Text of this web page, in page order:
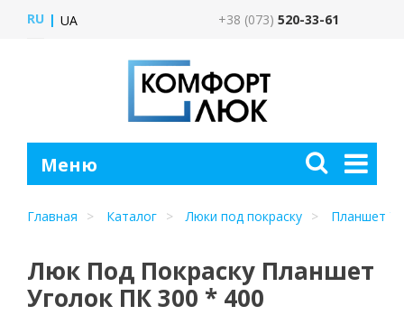
RU UA +38 (073) 520-33-61
Главная Каталог Люки под покраску Планшет
Люк Под Покраску Планшет
Уголок ПК 300 * 400